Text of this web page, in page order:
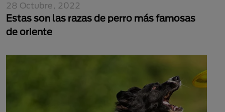
28 Octubre, 2022
Estas son las razas de perro más famosas
de oriente